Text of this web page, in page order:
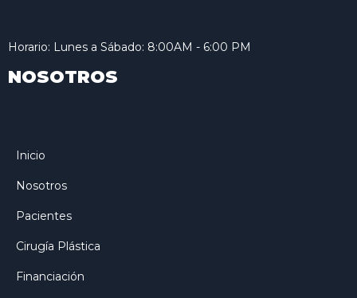
Horario: Lunes a Sábado: 8:00AM - 6:00 PM
NOSOTROS
Inicio
Nosotros
Pacientes
Cirugía Plástica
Financiación